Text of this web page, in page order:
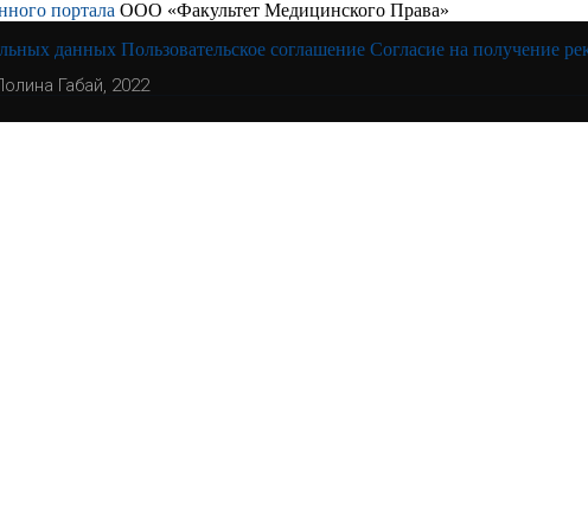
портала ООО «Факультет Медицинского Права»
данных Пользовательское соглашение Согласие на получение
Габай, 2022